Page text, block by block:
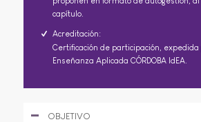
capítulo.
Acreditación:
Certificación de participación,
Enseñanza Aplicada CÓRDOBA IdEA.
OBJETIVO